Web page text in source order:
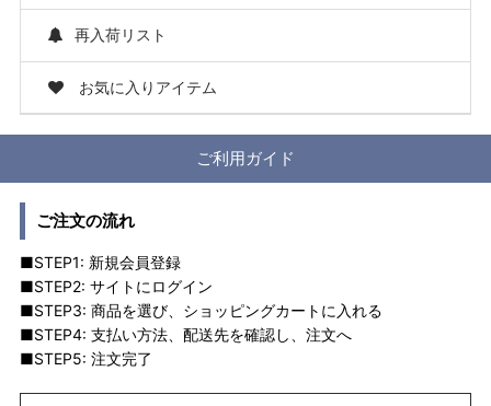
再入荷リスト
お気に入りアイテム
ご利用ガイド
ご注文の流れ
■STEP1: 新規会員登録
■STEP2: サイトにログイン
■STEP3: 商品を選び、ショッピングカートに入れる
■STEP4: 支払い方法、配送先を確認し、注文へ
■STEP5: 注文完了